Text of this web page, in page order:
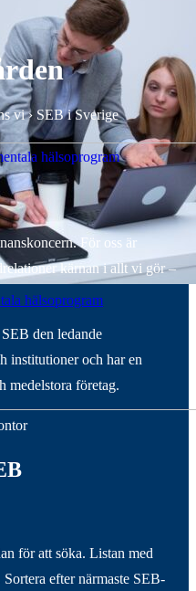
hälsoprogram
vi › SEB i Sverige
För oss är
kärnan i allt vi gör –
den ledande
institutioner och har en
medelstora företag.
för att söka. Listan med
efter närmaste SEB-